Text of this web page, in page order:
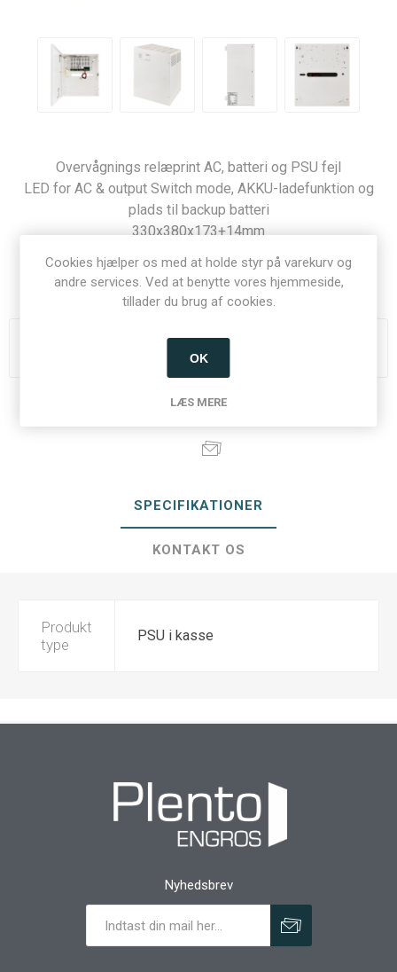
Overvågnings relæprint AC, batteri og PSU fejl
LED for AC & output Switch mode, AKKU-ladefunktion og
plads til backup batteri
330x380x173+14mm
Varenummer: 20107
Du skal være logget ind for at se priser
SPECIFIKATIONER
KONTAKT OS
Produkt
type
PSU i kasse
Nyhedsbrev
Cookies hjælper os med at holde styr på varekurv og
andre services. Ved at benytte vores hjemmeside,
tillader du brug af cookies.
OK
LÆS MERE